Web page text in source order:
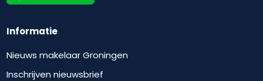
Informatie
Nieuws makelaar Groningen
Inschrijven nieuwsbrief